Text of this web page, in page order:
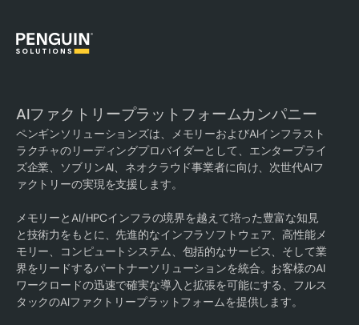
AIファクトリープラットフォームカンパニー
ペンギンソリューションズは、メモリーおよびAIインフラスト
ラクチャのリーディングプロバイダーとして、エンタープライ
ズ企業、ソブリンAI、ネオクラウド事業者に向け、次世代AIフ
ァクトリーの実現を支援します。
メモリーとAI/HPCインフラの境界を越えて培った豊富な知見
と技術力をもとに、先進的なインフラソフトウェア、高性能メ
モリー、コンピュートシステム、包括的なサービス、そして業
界をリードするパートナーソリューションを統合。お客様のAI
ワークロードの迅速で確実な導入と拡張を可能にする、フルス
タックのAIファクトリープラットフォームを提供します。